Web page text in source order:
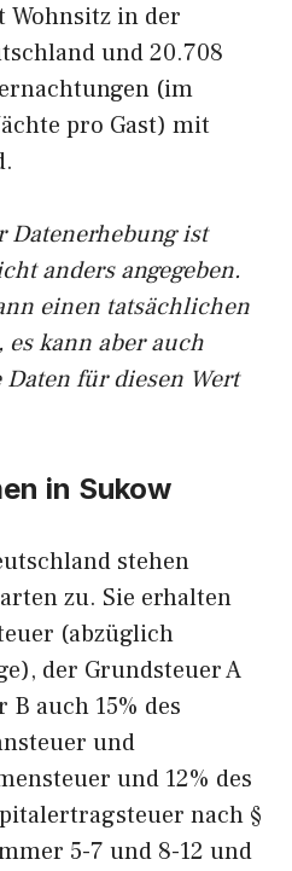
Wohnsitz in der
und 20.708
(im
pro Gast) mit
Datenerhebung ist
anders angegeben.
einen tatsächlichen
es kann aber auch
Daten für diesen Wert
in Sukow
stehen
zu. Sie erhalten
(abzüglich
der Grundsteuer A
auch 15% des
und
und 12% des
nach §
5-7 und 8-12 und